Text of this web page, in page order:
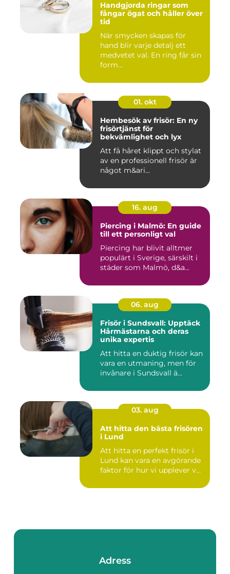
Handgjorda ringar som
fångar ögat och håller över
tid
När smycken skapas för
hand blir varje detalj ett
medvetet val. En ring får sin
form...
01. okt
Hembesök av frisör: En ny
frisörtjänst för
bekvämlighet och lyx
Att få håret klippt och stylat
av en professionell frisör är
något m&ari...
16. aug
Piercing i Malmö: En guide
till ett personligt val
Piercing har blivit alltmer
populärt i Sverige, särskilt i
städer som Malmö, d&a...
06. aug
Frisör i Sundsvall: Upptäck
Hårmästarna och deras
unika expertis
Att hitta en duktig frisör kan
vara en utmaning, men för
invånare i Sundsvall ä...
03. aug
Att hitta den bästa frisören
i Lund
Att hitta en perfekt frisör i
Lund kan vara en avgörande
faktor för hur vi upplever v...
Adress